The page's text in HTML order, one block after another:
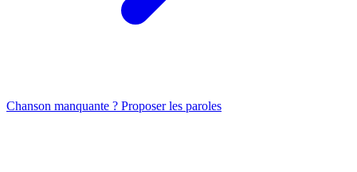
Chanson manquante ? Proposer les paroles